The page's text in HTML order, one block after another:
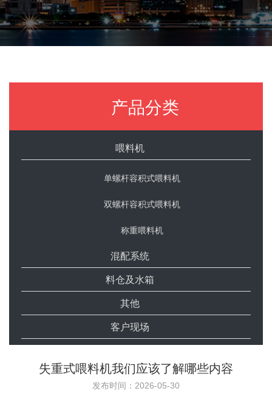
产品分类
喂料机
单螺杆容积式喂料机
双螺杆容积式喂料机
称重喂料机
混配系统
料仓及水箱
其他
客户现场
失重式喂料机我们应该了解哪些内容
发布时间：2026-05-30